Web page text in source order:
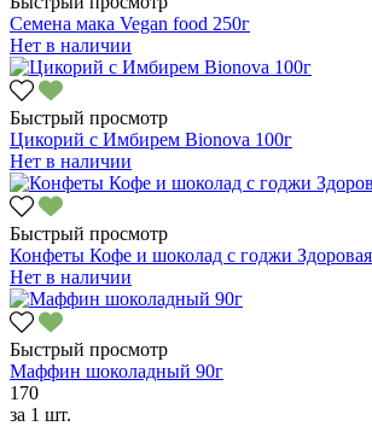
Семена мака Vegan food 250г
Нет в наличии
Быстрый просмотр
Цикорий с Имбирем Bionova 100г
Нет в наличии
Быстрый просмотр
Конфеты Кофе и шоколад с годжи Здоровая
Нет в наличии
Быстрый просмотр
Маффин шоколадный 90г
170
за 1 шт.